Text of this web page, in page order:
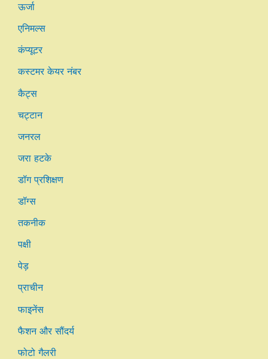
ऊर्जा
एनिमल्स
कंप्यूटर
कस्टमर केयर नंबर
कैट्स
चट्टान
जनरल
जरा हटके
डॉग प्रशिक्षण
डॉग्स
तकनीक
पक्षी
पेड़
प्राचीन
फाइनेंस
फैशन और सौंदर्य
फोटो गैलरी